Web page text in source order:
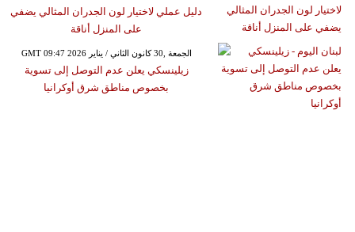
دليل عملي لاختيار لون الجدران المثالي يضفي
على المنزل أناقة
GMT 09:47 2026 الجمعة ,30 كانون الثاني / يناير
زيلينسكي يعلن عدم التوصل إلى تسوية
بخصوص مناطق شرق أوكرانيا